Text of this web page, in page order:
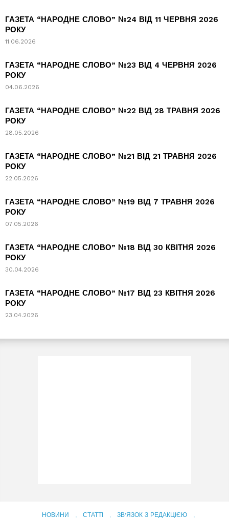
ГАЗЕТА “НАРОДНЕ СЛОВО” №24 ВІД 11 ЧЕРВНЯ 2026
РОКУ
11.06.2026
ГАЗЕТА “НАРОДНЕ СЛОВО” №23 ВІД 4 ЧЕРВНЯ 2026
РОКУ
04.06.2026
ГАЗЕТА “НАРОДНЕ СЛОВО” №22 ВІД 28 ТРАВНЯ 2026
РОКУ
28.05.2026
ГАЗЕТА “НАРОДНЕ СЛОВО” №21 ВІД 21 ТРАВНЯ 2026
РОКУ
22.05.2026
ГАЗЕТА “НАРОДНЕ СЛОВО” №19 ВІД 7 ТРАВНЯ 2026
РОКУ
07.05.2026
ГАЗЕТА “НАРОДНЕ СЛОВО” №18 ВІД 30 КВІТНЯ 2026
РОКУ
30.04.2026
ГАЗЕТА “НАРОДНЕ СЛОВО” №17 ВІД 23 КВІТНЯ 2026
РОКУ
23.04.2026
НОВИНИ СТАТТІ ЗВ’ЯЗОК З РЕДАКЦІЄЮ